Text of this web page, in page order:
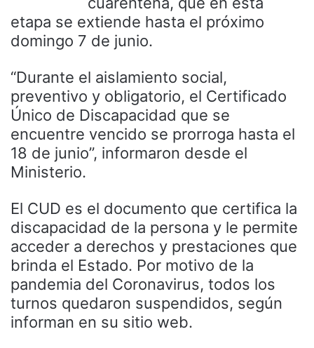
etapa se extiende hasta el próximo
domingo 7 de junio.
“Durante el aislamiento social,
preventivo y obligatorio, el Certificado
Único de Discapacidad que se
encuentre vencido se prorroga hasta el
18 de junio”, informaron desde el
Ministerio.
El CUD es el documento que certifica la
discapacidad de la persona y le permite
acceder a derechos y prestaciones que
brinda el Estado. Por motivo de la
pandemia del Coronavirus, todos los
turnos quedaron suspendidos, según
informan en su sitio web.